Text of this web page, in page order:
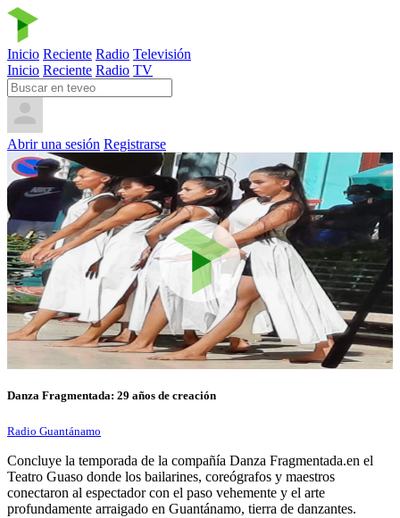
Inicio Reciente Radio Televisión
Inicio Reciente Radio TV
Abrir una sesión Registrarse
Danza Fragmentada: 29 años de creación
Radio Guantánamo
Concluye la temporada de la compañía Danza Fragmentada.en el
Teatro Guaso donde los bailarines, coreógrafos y maestros
conectaron al espectador con el paso vehemente y el arte
profundamente arraigado en Guantánamo, tierra de danzantes.